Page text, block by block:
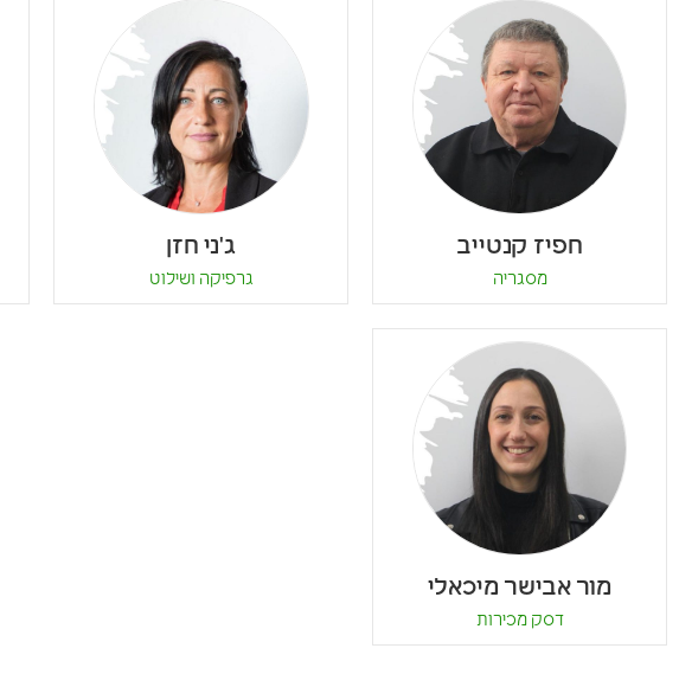
חפיז קנטייב
מסגריה
ג'ני חזן
גרפיקה ושילוט
מור אבישר מיכאלי
דסק מכירות